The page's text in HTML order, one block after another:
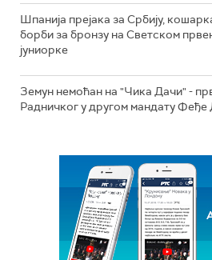
Шпанија прејакa за Србију,
борби за бронзу на Светском
јуниорке
Земун немоћан на "Чика Дачи" -
Радничког у другом мандату Феђе